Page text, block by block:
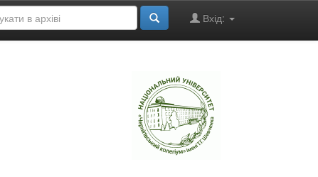
Вхід: